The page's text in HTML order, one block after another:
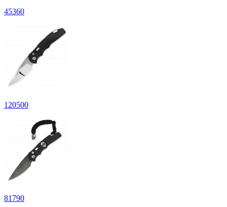
45360
120500
81 790